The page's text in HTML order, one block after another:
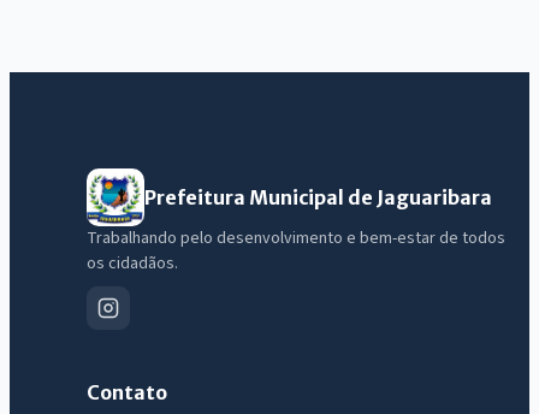
Prefeitura Municipal de Jaguaribara
Trabalhando pelo desenvolvimento e bem-estar de todos
os cidadãos.
Contato